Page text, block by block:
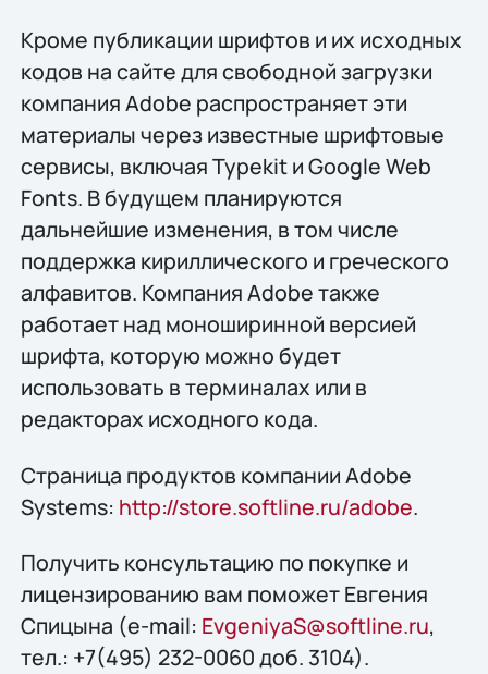
Кроме публикации шрифтов и их исходных
кодов на сайте для свободной загрузки
компания Adobe распространяет эти
материалы через известные шрифтовые
сервисы, включая Typekit и Google Web
Fonts. В будущем планируются
дальнейшие изменения, в том числе
поддержка кириллического и греческого
алфавитов. Компания Adobe также
работает над моноширинной версией
шрифта, которую можно будет
использовать в терминалах или в
редакторах исходного кода.
Страница продуктов компании Adobe
Systems: http://store.softline.ru/adobe.
Получить консультацию по покупке и
лицензированию вам поможет Евгения
Спицына (e-mail: EvgeniyaS@softline.ru,
тел.: +7(495) 232-0060 доб. 3104).